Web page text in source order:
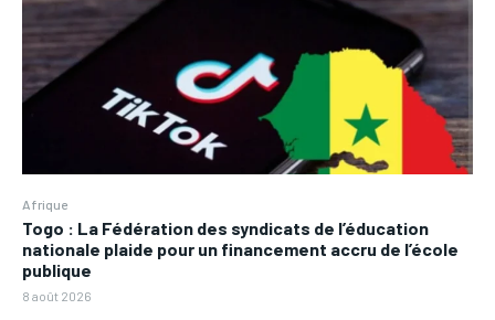
Afrique
Togo : La Fédération des syndicats de l’éducation
nationale plaide pour un financement accru de l’école
publique
8 août 2026